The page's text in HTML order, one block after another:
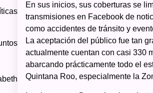
En sus inicios, sus coberturas se
transmisiones en Facebook de
como accidentes de tránsito y
La aceptación del público fue tan
actualmente cuentan con casi 330
abarcando prácticamente todo el
Quintana Roo, especialmente la